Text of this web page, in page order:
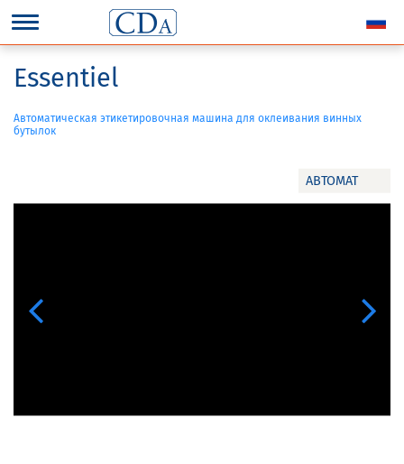
АВТОМАТ
Previous Next
Essentiel
Автоматическая этикетировочная машина для оклеивания винных
бутылок